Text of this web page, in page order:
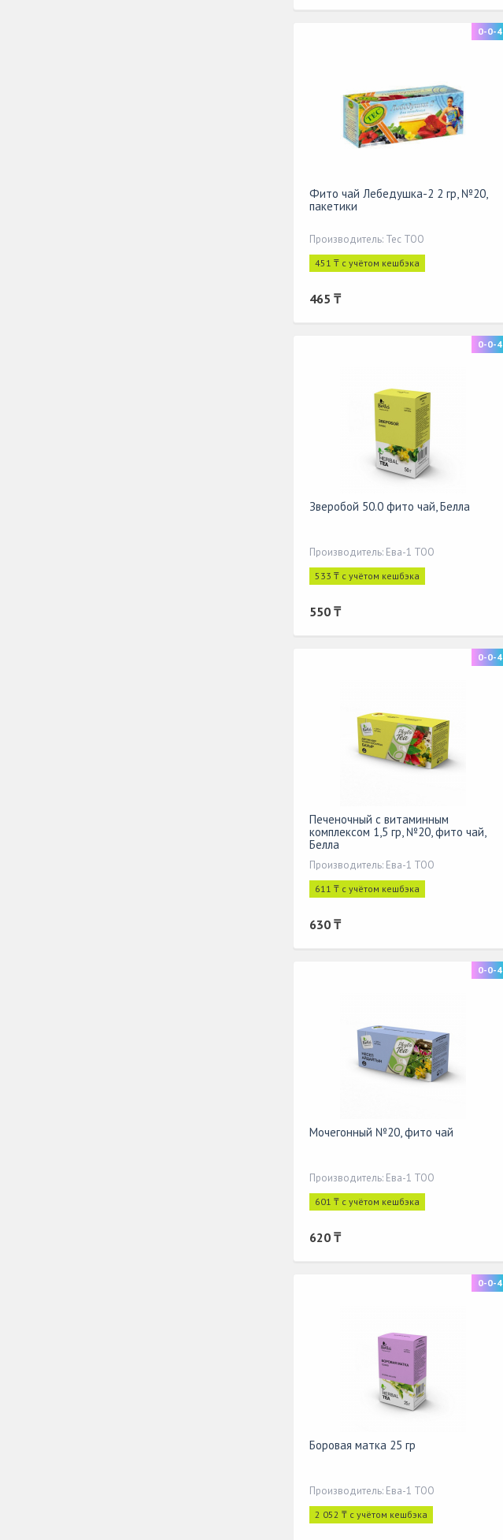
0-0-4
Фито чай Лебедушка-2 2 гр, №20,
пакетики
Производитель: Тес ТОО
451 ₸ с учётом кешбэка
465 ₸
0-0-4
Зверобой 50.0 фито чай, Белла
Производитель: Ева-1 ТОО
533 ₸ с учётом кешбэка
550 ₸
0-0-4
Печеночный с витаминным
комплексом 1,5 гр, №20, фито чай,
Белла
Производитель: Ева-1 ТОО
611 ₸ с учётом кешбэка
630 ₸
0-0-4
Мочегонный №20, фито чай
Производитель: Ева-1 ТОО
601 ₸ с учётом кешбэка
620 ₸
0-0-4
Боровая матка 25 гр
Производитель: Ева-1 ТОО
2 052 ₸ с учётом кешбэка